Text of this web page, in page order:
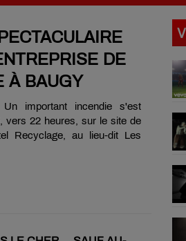
DE
À BAUGY
important incendie s'est
vers 22 heures, sur le site de
Recyclage, au lieu-dit Les